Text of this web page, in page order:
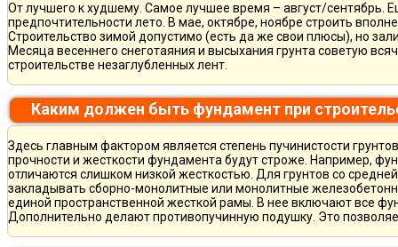
От лучшего к худшему. Самое лучшее время – август/сентябрь.
предпочтительности лето. В мае, октябре, ноябре строить
Строительство зимой допустимо (есть да же свои плюсы), но
Месяца весеннего снеготаяния и высыхания грунта советую
строительстве незаглубленных лент.
Каким должен быть фундамент при
Здесь главным фактором является степень пучинистости
прочности и жесткости фундамента будут строже. Например,
отличаются слишком низкой жесткостью. Для грунтов со
закладывать сборно-монолитные или монолитные
единой пространственной жесткой рамы. В нее включают все
Дополнительно делают противопучинную подушку. Это